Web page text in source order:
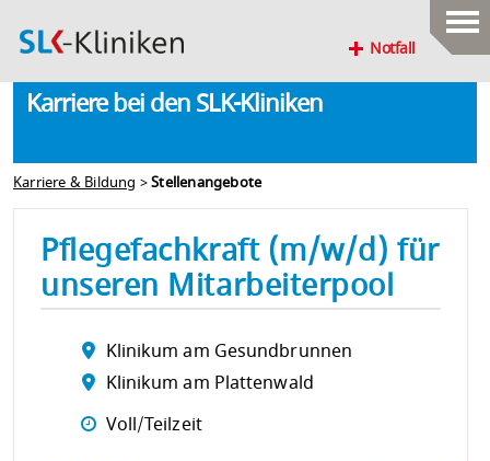
Notfall
Karriere bei den SLK-Kliniken
Karriere & Bildung >Stellenangebote
Pflegefachkraft (m/w/d) für
unseren Mitarbeiterpool
Klinikum am Gesundbrunnen
Klinikum am Plattenwald
Voll/Teilzeit